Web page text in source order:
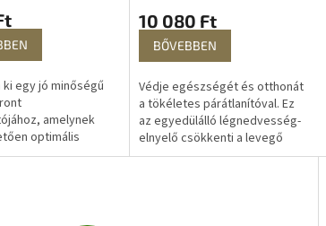
egy jó minőségű
amelynek
optimális
otthonában. A
található 2
10 080 Ft
BŐVEBBEN
Védje egészségét és otthonát
a tökéletes párátlanítóval. Ez
az egyedülálló légnedvesség-
elnyelő csökkenti a levegő
páratartalmát, megakadályozza a